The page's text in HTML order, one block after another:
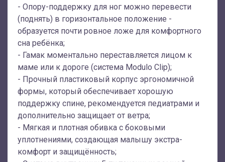
- Опору-поддержку для ног можно перевести
(поднять) в горизонтальное положение -
образуется почти ровное ложе для комфортного
сна ребёнка;
- Гамак моментально переставляется лицом к
маме или к дороге (система Modulo Clip);
- Прочный пластиковый корпус эргономичной
формы, который обеспечивает хорошую
поддержку спине, рекомендуется педиатрами и
дополнительно защищает от ветра;
- Мягкая и плотная обивка с боковыми
уплотнениями, создающая малышу экстра-
комфорт и защищённость;